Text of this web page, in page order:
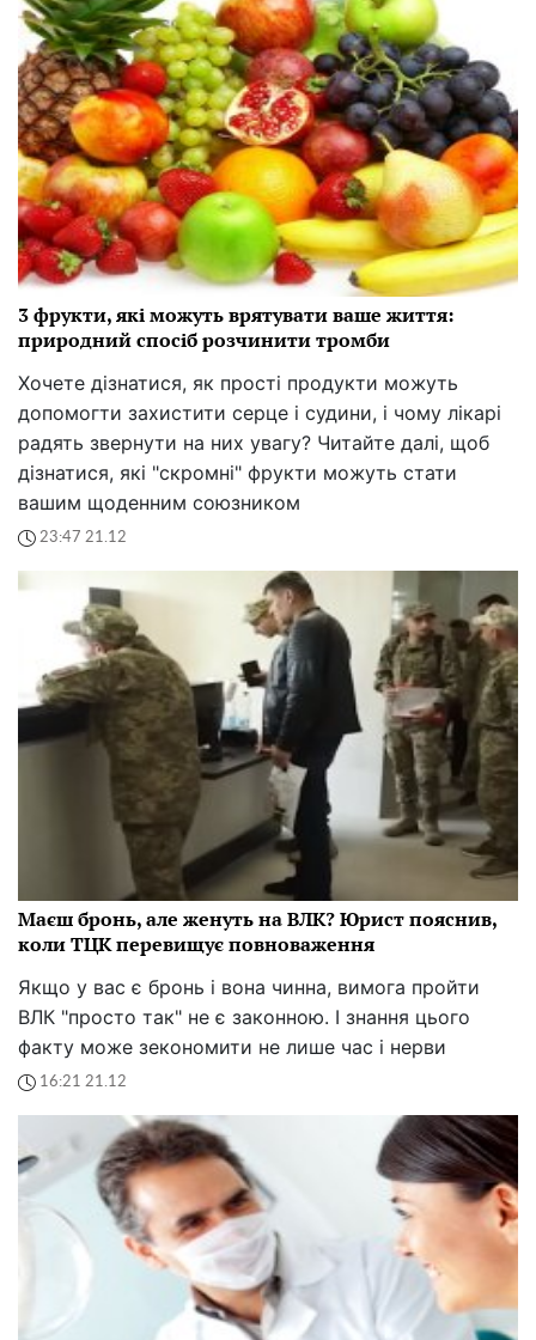
3 фрукти, які можуть врятувати ваше життя:
природний спосіб розчинити тромби
Хочете дізнатися, як прості продукти можуть
допомогти захистити серце і судини, і чому лікарі
радять звернути на них увагу? Читайте далі, щоб
дізнатися, які "скромні" фрукти можуть стати
вашим щоденним союзником
23:47 21.12
Маєш бронь, але женуть на ВЛК? Юрист пояснив,
коли ТЦК перевищує повноваження
Якщо у вас є бронь і вона чинна, вимога пройти
ВЛК "просто так" не є законною. І знання цього
факту може зекономити не лише час і нерви
16:21 21.12